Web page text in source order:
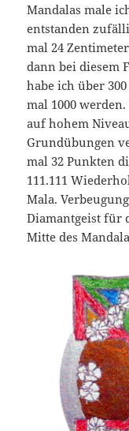
Mandalas male
entstanden
mal 24
dann bei diesem
habe ich über
mal 1000
auf hohem
Grundübungen
mal 32 Punkten
111.111
Mala.
Diamantgeist für
Mitte des